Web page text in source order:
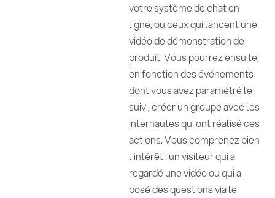
votre système de chat en
ligne, ou ceux qui lancent une
vidéo de démonstration de
produit. Vous pourrez ensuite,
en fonction des événements
dont vous avez paramétré le
suivi, créer un groupe avec les
internautes qui ont réalisé ces
actions. Vous comprenez bien
l'intérêt : un visiteur qui a
regardé une vidéo ou qui a
posé des questions via le